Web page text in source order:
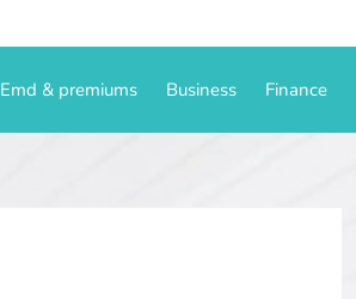
Emd & premiums Business Finance